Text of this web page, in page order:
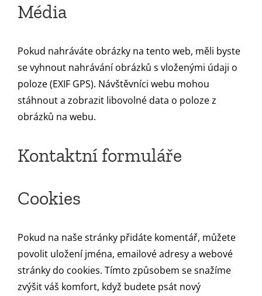
Média
Pokud nahráváte obrázky na tento web, měli byste
se vyhnout nahrávání obrázků s vloženými údaji o
poloze (EXIF GPS). Návštěvníci webu mohou
stáhnout a zobrazit libovolné data o poloze z
obrázků na webu.
Kontaktní formuláře
Cookies
Pokud na naše stránky přidáte komentář, můžete
povolit uložení jména, emailové adresy a webové
stránky do cookies. Tímto způsobem se snažíme
zvýšit váš komfort, když budete psát nový